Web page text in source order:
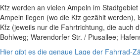
Kfz werden an vielen Ampeln im
Ampeln liegen (wo die Kfz gezählt
Kfz (jeweils nur die Fahrtrichtung, die auch
Bohlweg; Warendorfer Str. / Piusallee;
Hier gibt es die genaue Lage der Fahrrad-